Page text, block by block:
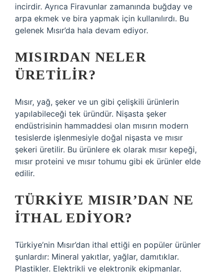
incirdir. Ayrıca Firavunlar zamanında buğday ve
arpa ekmek ve bira yapmak için kullanılırdı. Bu
gelenek Mısır’da hala devam ediyor.
MISIRDAN NELER
ÜRETILIR?
Mısır, yağ, şeker ve un gibi çelişkili ürünlerin
yapılabileceği tek üründür. Nişasta şeker
endüstrisinin hammaddesi olan mısırın modern
tesislerde işlenmesiyle doğal nişasta ve mısır
şekeri üretilir. Bu ürünlere ek olarak mısır kepeği,
mısır proteini ve mısır tohumu gibi ek ürünler elde
edilir.
TÜRKIYE MISIR’DAN NE
ITHAL EDIYOR?
Türkiye’nin Mısır’dan ithal ettiği en popüler ürünler
şunlardır: Mineral yakıtlar, yağlar, damıtıklar.
Plastikler. Elektrikli ve elektronik ekipmanlar.